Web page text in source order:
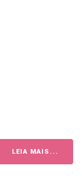
LEIA MAIS...